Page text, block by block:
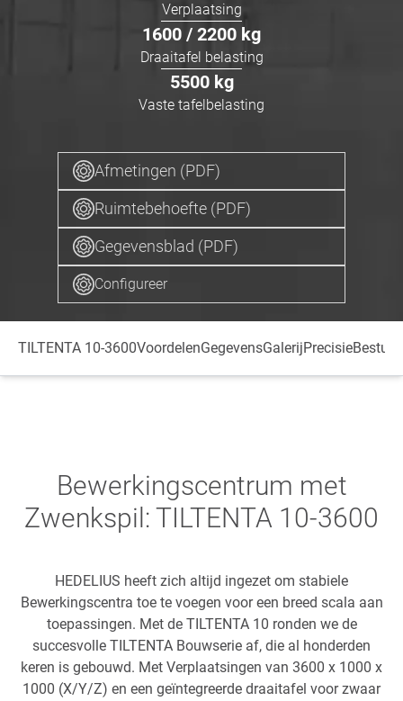
Verplaatsing
1600 / 2200 kg
Draaitafel belasting
5500 kg
Vaste tafelbelasting
Afmetingen (PDF)
Ruimtebehoefte (PDF)
Gegevensblad (PDF)
Configureer
TILTENTA 10-3600VoordelenGegevensGalerijPrecisie
Bewerkingscentrum met
Zwenkspil: TILTENTA 10-3600
HEDELIUS heeft zich altijd ingezet om stabiele
Bewerkingscentra toe te voegen voor een breed scala aan
toepassingen. Met de TILTENTA 10 ronden we de
succesvolle TILTENTA Bouwserie af, die al honderden
keren is gebouwd. Met Verplaatsingen van 3600 x 1000 x
1000 (X/Y/Z) en een geïntegreerde draaitafel voor zwaar